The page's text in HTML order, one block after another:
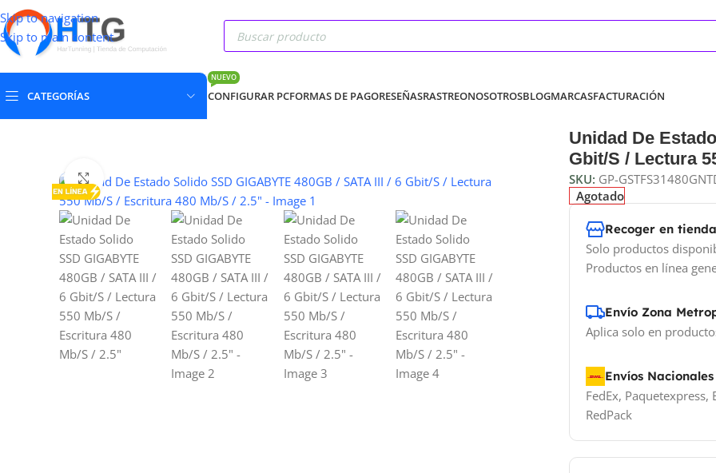
Skip to navigation
Skip to main content
CATEGORÍAS CONFIGURAR PC
NUEVO
FORMAS DE PAGORESEÑASRASTREONOSOTROSBLOGMARCASFACTURACIÓN
Clic para ampliar
Unidad De
Gbit/S / Lectura
SKU: GP-
Agotado
Recoger en
Solo productos
Productos en línea
Envío Zona
Aplica solo en
Envíos Nacionales
FedEx, Paquetexpress,
RedPack